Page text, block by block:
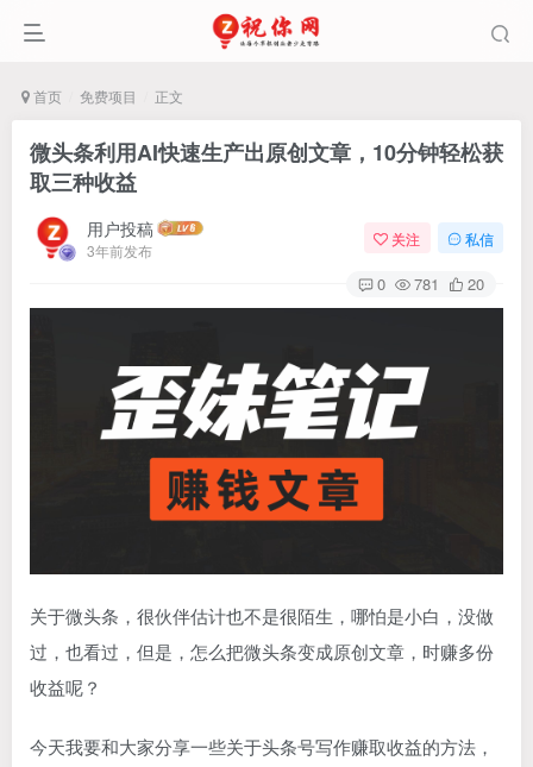
首页 免费项目 正文
微头条利用AI快速生产出原创文章，10分钟轻松获
取三种收益
用户投稿
3年前发布
关注 私信
0 781 20
关于微头条，很伙伴估计也不是很陌生，哪怕是小白，没做
过，也看过，但是，怎么把微头条变成原创文章，时赚多份
收益呢？
今天我要和大家分享一些关于头条号写作赚取收益的方法，